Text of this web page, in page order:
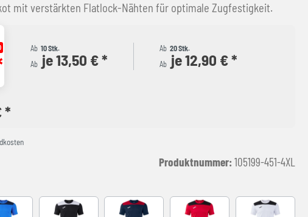
mit verstärkten Flatlock-Nähten für optimale Zugfestigkeit.
Ab 10 Stk.
Ab je 13,50 € *
Ab 20 Stk.
Ab je 12,90 € *
*
Produktnummer: 105199-451-4XL